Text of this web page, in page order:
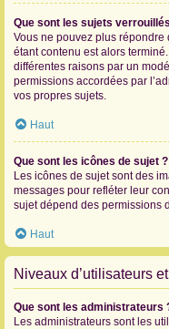
Que sont les sujets
Vous ne pouvez plus
étant contenu est alors
différentes raisons par un
permissions accordées par
vos propres sujets.
Haut
Que sont les icônes de sujet ?
Les icônes de sujet sont des
messages pour refléter leur
sujet dépend des permissions
Haut
Niveaux d’utilisateurs
Que sont les administrateurs
Les administrateurs sont les